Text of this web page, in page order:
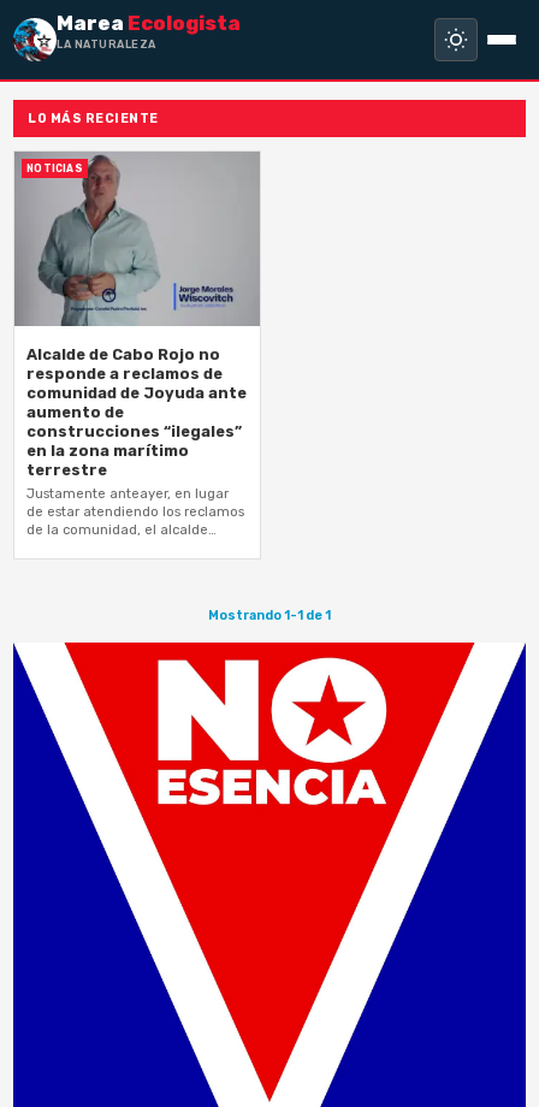
Marea Ecologista
LA NATURALEZA NO
LO MÁS RECIENTE
NOTICIAS
Alcalde de Cabo Rojo no
responde a reclamos de
comunidad de Joyuda ante
aumento de
construcciones “ilegales”
en la zona marítimo
terrestre
Justamente anteayer, en lugar
de estar atendiendo los reclamos
de la comunidad, el alcalde
Mostrando 1-1 de 1